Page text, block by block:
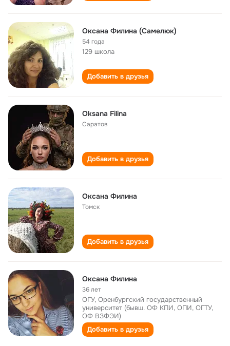
Оксана Филина (Самелюк)
54 года
129 школа
Добавить в друзья
Oksana Filina
Саратов
Добавить в друзья
Оксана Филина
Томск
Добавить в друзья
Оксана Филина
36 лет
ОГУ, Оренбургский государственный
университет (бывш. ОФ КПИ, ОПИ, ОГТУ,
ОФ ВЗФЭИ)
Добавить в друзья